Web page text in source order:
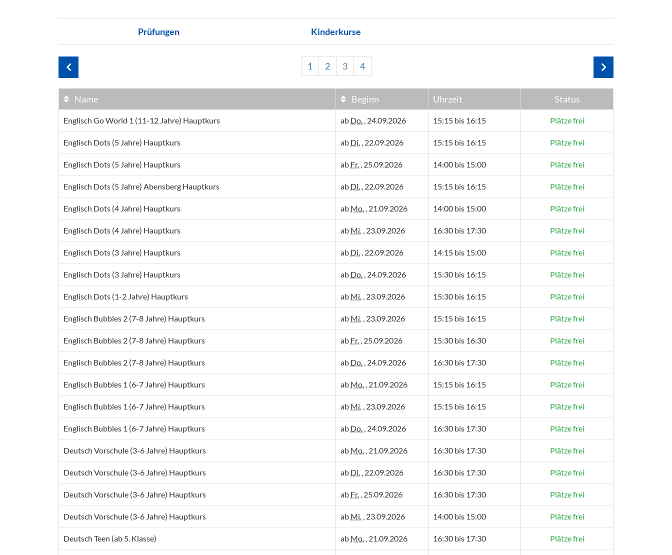
Prüfungen Kinderkurse
1 2 3 4
Name Beginn Uhrzeit Status
Englisch Go World 1 (11-12 Jahre) Hauptkurs ab Do. , 24.09.2026 15:15 bis 16:15 Plätze frei
Englisch Dots (5 Jahre) Hauptkurs ab Di. , 22.09.2026 15:15 bis 16:15 Plätze frei
Englisch Dots (5 Jahre) Hauptkurs ab Fr. , 25.09.2026 14:00 bis 15:00 Plätze frei
Englisch Dots (5 Jahre) Abensberg Hauptkurs ab Di. , 22.09.2026 15:15 bis 16:15 Plätze frei
Englisch Dots (4 Jahre) Hauptkurs ab Mo. , 21.09.2026 14:00 bis 15:00 Plätze frei
Englisch Dots (4 Jahre) Hauptkurs ab Mi. , 23.09.2026 16:30 bis 17:30 Plätze frei
Englisch Dots (3 Jahre) Hauptkurs ab Di. , 22.09.2026 14:15 bis 15:00 Plätze frei
Englisch Dots (3 Jahre) Hauptkurs ab Do. , 24.09.2026 15:30 bis 16:15 Plätze frei
Englisch Dots (1-2 Jahre) Hauptkurs ab Mi. , 23.09.2026 15:30 bis 16:15 Plätze frei
Englisch Bubbles 2 (7-8 Jahre) Hauptkurs ab Mi. , 23.09.2026 15:15 bis 16:15 Plätze frei
Englisch Bubbles 2 (7-8 Jahre) Hauptkurs ab Fr. , 25.09.2026 15:30 bis 16:30 Plätze frei
Englisch Bubbles 2 (7-8 Jahre) Hauptkurs ab Do. , 24.09.2026 16:30 bis 17:30 Plätze frei
Englisch Bubbles 1 (6-7 Jahre) Hauptkurs ab Mo. , 21.09.2026 15:15 bis 16:15 Plätze frei
Englisch Bubbles 1 (6-7 Jahre) Hauptkurs ab Mi. , 23.09.2026 15:15 bis 16:15 Plätze frei
Englisch Bubbles 1 (6-7 Jahre) Hauptkurs ab Do. , 24.09.2026 16:30 bis 17:30 Plätze frei
Deutsch Vorschule (3-6 Jahre) Hauptkurs ab Mo. , 21.09.2026 16:30 bis 17:30 Plätze frei
Deutsch Vorschule (3-6 Jahre) Hauptkurs ab Di. , 22.09.2026 16:30 bis 17:30 Plätze frei
Deutsch Vorschule (3-6 Jahre) Hauptkurs ab Fr. , 25.09.2026 16:30 bis 17:30 Plätze frei
Deutsch Vorschule (3-6 Jahre) Hauptkurs ab Mi. , 23.09.2026 14:00 bis 15:00 Plätze frei
Deutsch Teen (ab 5. Klasse) ab Mo. , 21.09.2026 16:30 bis 17:30 Plätze frei